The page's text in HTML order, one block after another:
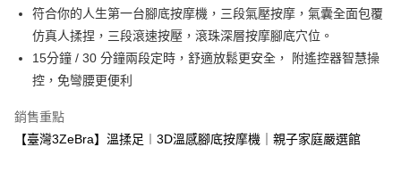
2.付款方式選擇「大哥付你分期」，訂單成立後會自動跳轉到大哥付的交易
流程，驗證手機門號後，選擇欲分期的期數、繳款截止日，確認付款後即完
成交易。
3.實際核准額度、可分期數及費用金額請依後續交易確認頁面所載為準。
4.訂單成立30分鐘內，如未前往確認交易或遇審核未通過，訂單將自動取
消。如遇「轉專審核」未通過狀況，表示未達大哥付你分期系統評分，恕無
【繳款方式說明】
1.分期款項不併入電信帳單，「大哥付你分期」於每月結算日後寄送繳費提
相關說明
【關於「AFTEE先享後付」】
便利好安心！
１．簡單：不需註冊會員、不需綁卡、不需儲值。
３．安心：先確認商品／服務後，再付款。
【「AFTEE先享後付」結帳流程】
ATM付款
運送方式
國內宅配/郵寄 (不適用離島、海外及郵局i郵箱)
每筆NT$70，滿NT$800(含以上)免運費
符合你的人生第一台腳底按摩機，三段氣壓按摩，氣囊全面包覆
仿真人揉捏，三段滾速按壓，滾珠深層按摩腳底穴位。
15分鐘 / 30 分鐘兩段定時，舒適放鬆更安全， 附遙控器智慧操
控，免彎腰更便利
銷售重點
【臺灣3ZeBra】溫揉足︱3D溫感腳底按摩機｜親子家庭嚴選館